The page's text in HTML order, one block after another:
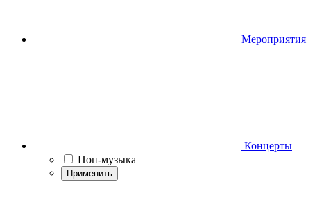
Мероприятия
Концерты
Поп-музыка
Применить